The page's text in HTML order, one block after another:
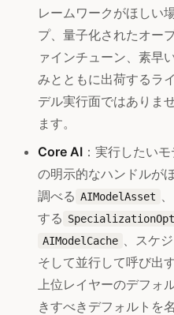
レームワークがほしい
プ、量子化されたオー
ァインチューン、素早
みとともに出荷するラ
デル実行面ではありま
ます。
Core AI ：実行したい
の明示的なハンドルが
調べる AIModelAsset
する
AIModelCache 、スケ
そして並行して呼び出
上位レイヤーのデフォ
きすべきデフォルトを